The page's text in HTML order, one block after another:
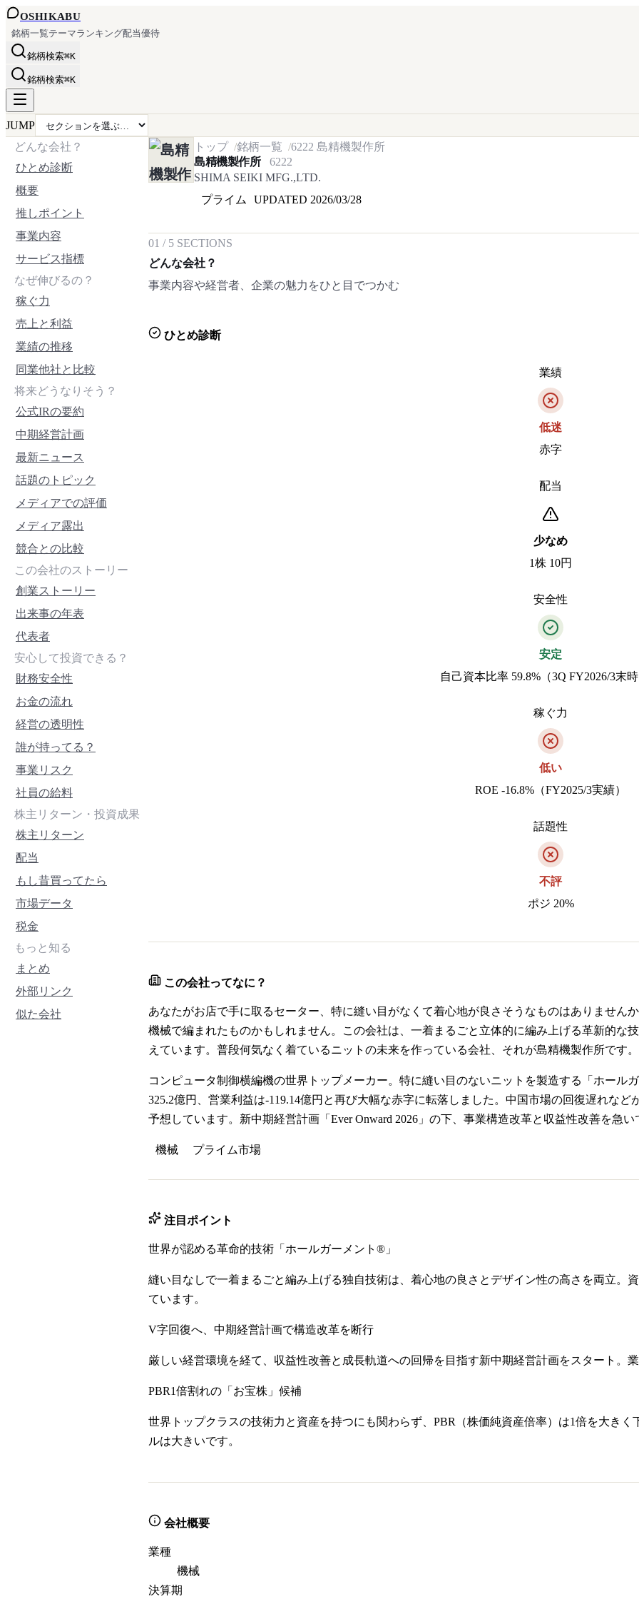
OSHIKABU
銘柄一覧テーマランキング配当優待
銘柄検索⌘K
銘柄検索⌘K
JUMP
どんな会社？
ひとめ診断
概要
推しポイント
事業内容
サービス指標
なぜ伸びるの？
稼ぐ力
売上と利益
業績の推移
同業他社と比較
将来どうなりそう？
公式IRの要約
中期経営計画
最新ニュース
話題のトピック
メディアでの評価
メディア露出
競合との比較
この会社のストーリー
創業ストーリー
出来事の年表
代表者
安心して投資できる？
財務安全性
お金の流れ
経営の透明性
誰が持ってる？
事業リスク
社員の給料
株主リターン・投資成果
株主リターン
配当
もし昔買ってたら
市場データ
税金
もっと知る
まとめ
外部リンク
似た会社
トップ 銘柄一覧 6222 島精機製作所
島精機製作所
6222
SHIMA SEIKI MFG.,LTD.
プライム
UPDATED 2026/03/28
01 / 5 SECTIONS
どんな会社？
事業内容や経営者、企業の魅力をひと目でつかむ
ひとめ診断
業績
低迷
赤字
配当
少なめ
1株 10円
安全性
安定
自己資本比率 59.8%（3Q FY2026/3末
稼ぐ力
低い
ROE -16.8%（FY2025/3実績）
話題性
不評
ポジ 20%
この会社ってなに？
あなたがお店で手に取るセーター、特に縫い目がなくて着心地が良さそうなものはありません
機械で編まれたものかもしれません。この会社は、一着まるごと立体的に編み上げる革新的な
えています。普段何気なく着ているニットの未来を作っている会社、それが島精機製作所です。
コンピュータ制御横編機の世界トップメーカー。特に縫い目のないニットを製造する「ホール
325.2億円、営業利益は-119.14億円と再び大幅な赤字に転落しました。中国市場の回復遅れな
予想しています。新中期経営計画「Ever Onward 2026」の下、事業構造改革と収益性改善を急い
機械 プライム市場
注目ポイント
世界が認める革命的技術「ホールガーメント®」
縫い目なしで一着まるごと編み上げる独自技術は、着心地の良さとデザイン性の高さを両立。
ています。
V字回復へ、中期経営計画で構造改革を断行
厳しい経営環境を経て、収益性改善と成長軌道への回帰を目指す新中期経営計画をスタート。
PBR1倍割れの「お宝株」候補
世界トップクラスの技術力と資産を持つにも関わらず、PBR（株価純資産倍率）は1倍を大き
ルは大きいです。
会社概要
業種
機械
決算期